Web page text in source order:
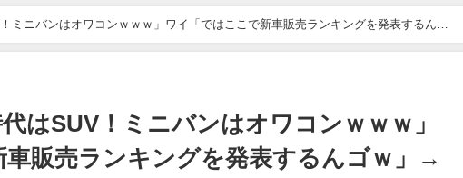
ミニバンはオワコンｗｗｗ」ワイ「ではここで新車販売ランキングを発表するんゴ
はSUV！ミニバンはオワコンｗｗｗ」
車販売ランキングを発表するんゴｗ」→